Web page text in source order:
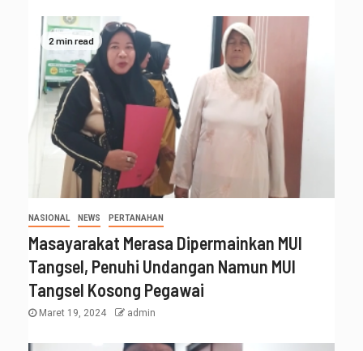
2 min read
NASIONAL NEWS PERTANAHAN
Masayarakat Merasa Dipermainkan MUI
Tangsel, Penuhi Undangan Namun MUI
Tangsel Kosong Pegawai
Maret 19, 2024 admin